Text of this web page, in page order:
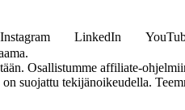
Instagram LinkedIn
Osallistumme affiliate-
suojattu tekijänoikeudella.